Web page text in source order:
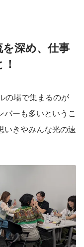
深め、仕事
の場で集まるのが
ーも多いというこ
きやみんな光の速